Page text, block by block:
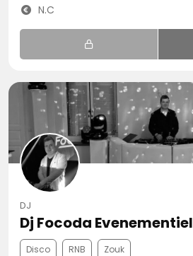
N.C
DJ
Dj Focoda Evenementiel
Disco RNB Zouk